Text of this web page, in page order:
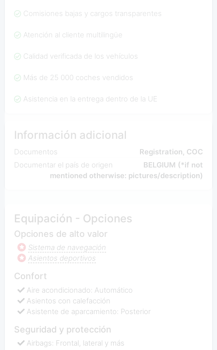
Comisiones bajas y cargos transparentes
Atención al cliente multilingüe
Calidad verificada de los vehículos
Más de 25 000 coches vendidos
Asistencia en la entrega dentro de la UE
Información adicional
Documentos
Registration, COC
Documentar el país de origen
BELGIUM (*if not
mentioned otherwise: pictures/description)
Equipación - Opciones
Opciones de alto valor
Sistema de navegación
Asientos deportivos
Confort
Aire acondicionado: Automático
Asientos con calefacción
Asistente de aparcamiento: Posterior
Seguridad y protección
Airbags: Frontal, lateral y más